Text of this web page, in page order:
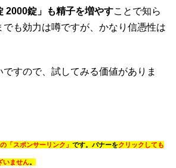
2000錠」も精子を増やすことで知ら
も効力は噂ですが、かなり信憑性は
すので、試してみる価値がありま
「スポンサーリンク」 です。バナーをクリックしても
いません。